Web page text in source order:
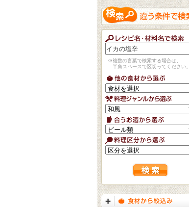
※複数の言葉で検索する場合は、
半角スペースで区切ってください。